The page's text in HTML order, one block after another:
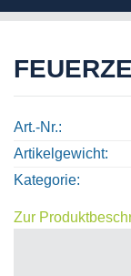
Art.-Nr.
Artikelgewicht
Kategorie
Zur